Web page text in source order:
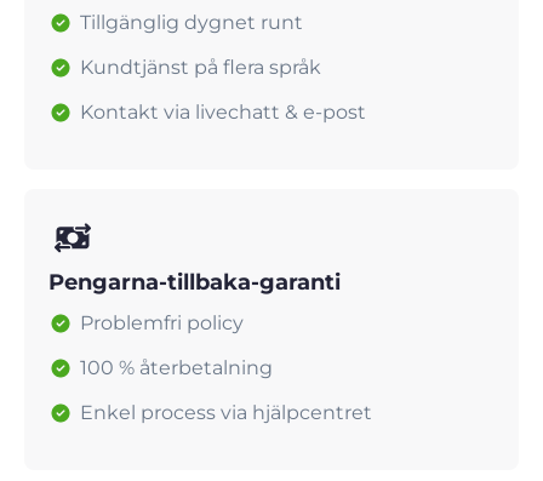
Tillgänglig dygnet runt
Kundtjänst på flera språk
Kontakt via livechatt & e-post
Pengarna-tillbaka-garanti
Problemfri policy
100 % återbetalning
Enkel process via hjälpcentret